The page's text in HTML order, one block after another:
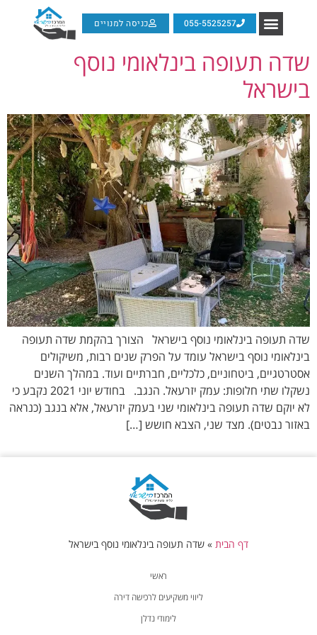
055-5525257 כניסה למנויים
שדה תעופה בינלאומי נוסף
בישראל
שדה תעופה בינלאומי נוסף בישראל הצורך בהקמת שדה תעופה
בינלאומי נוסף בישראל עומד על הפרק שנים רבות, משיקולים
אסטרטגיים, ביטחוניים, כלכליים, חברתיים ועוד. במהלך השנים
נשקלו שתי חלופות: עמק יזרעאל. הנגב. בחודש יוני 2021 נקבע כי
לא יוקם שדה תעופה בינלאומי שני בעמק יזרעאל, אלא בנגב (כנראה
באזור נבטים). מצד שני, הצבא חושש […]
ראשי
ליווי משקיעים לרכישה דירה
לימודי נדלן
דף הבית » שדה תעופה בינלאומי נוסף בישראל